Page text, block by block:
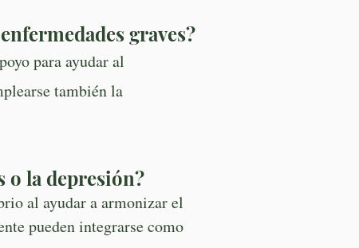
graves?
para ayudar al
también la
o la depresión?
al ayudar a armonizar el
pueden integrarse como